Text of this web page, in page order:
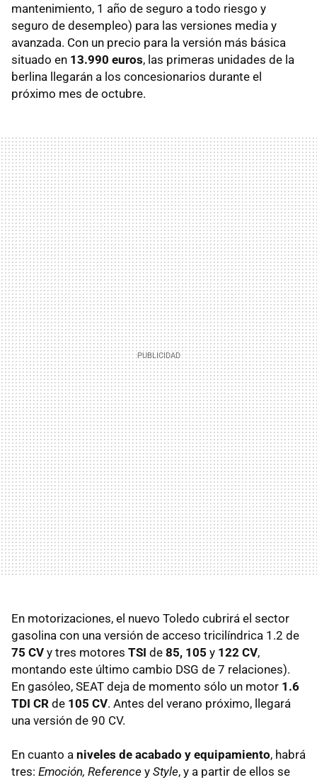
mantenimiento, 1 año de seguro a todo riesgo y
seguro de desempleo) para las versiones media y
avanzada. Con un precio para la versión más básica
situado en 13.990 euros, las primeras unidades de la
berlina llegarán a los concesionarios durante el
próximo mes de octubre.
En motorizaciones, el nuevo Toledo cubrirá el sector
gasolina con una versión de acceso tricilíndrica 1.2 de
75 CV y tres motores TSI de 85, 105 y 122 CV,
montando este último cambio DSG de 7 relaciones).
En gasóleo, SEAT deja de momento sólo un motor 1.6
TDI CR de 105 CV. Antes del verano próximo, llegará
una versión de 90 CV.
En cuanto a niveles de acabado y equipamiento, habrá
tres: Emoción, Reference y Style, y a partir de ellos se